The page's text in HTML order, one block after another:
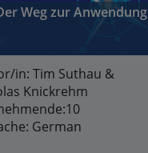
Weg zur Anwendung
in: Tim Suthau &
Knickrehm
10
German